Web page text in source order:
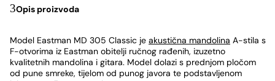
Opis proizvoda
Model Eastman MD 305 Classic je akustična mandolina A-stila s
F-otvorima iz Eastman obitelji ručnog rađenih, izuzetno
kvalitetnih mandolina i gitara. Model dolazi s prednjom pločom
od pune smreke, tijelom od punog javora te podstavljenom